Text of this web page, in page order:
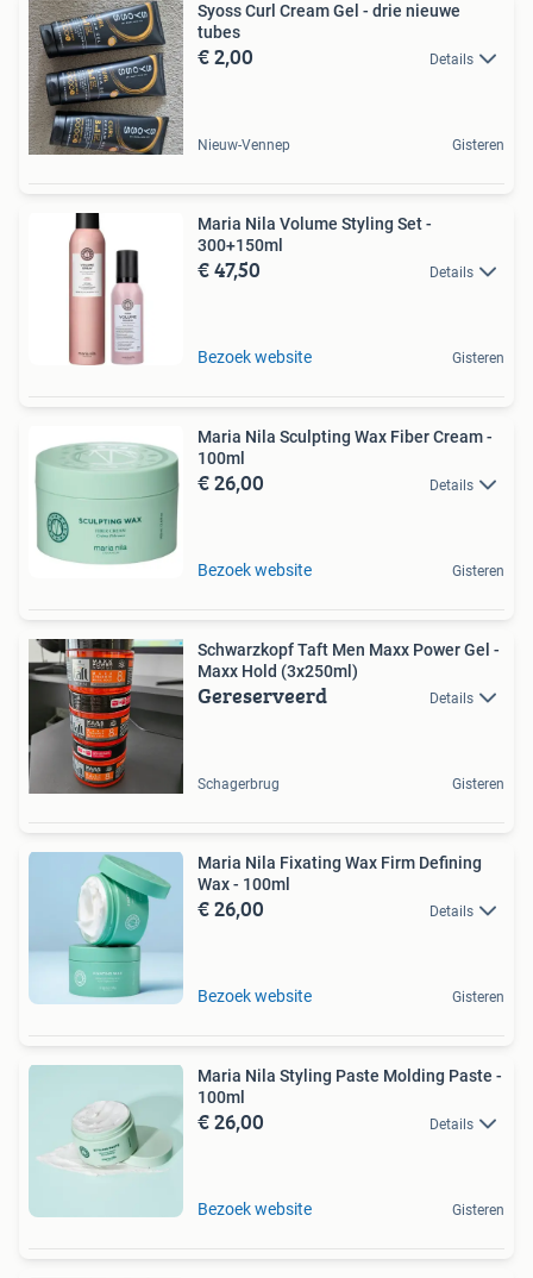
Syoss Curl Cream Gel - drie nieuwe
tubes
€ 2,00 Details
Nieuw-Vennep Gisteren
Maria Nila Volume Styling Set -
300+150ml
€ 47,50 Details
Bezoek website Gisteren
Maria Nila Sculpting Wax Fiber Cream -
100ml
€ 26,00 Details
Bezoek website Gisteren
Schwarzkopf Taft Men Maxx Power Gel -
Maxx Hold (3x250ml)
Gereserveerd Details
Schagerbrug Gisteren
Maria Nila Fixating Wax Firm Defining
Wax - 100ml
€ 26,00 Details
Bezoek website Gisteren
Maria Nila Styling Paste Molding Paste -
100ml
€ 26,00 Details
Bezoek website Gisteren